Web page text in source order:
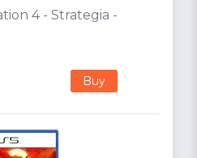
4 - Strategia -
Buy